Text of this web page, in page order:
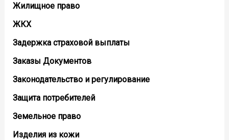
Жилищное право
ЖКХ
Задержка страховой выплаты
Заказы Документов
Законодательство и регулирование
Защита потребителей
Земельное право
Изделия из кожи